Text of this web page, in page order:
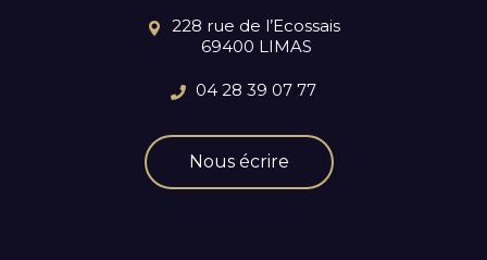
228 rue de l’Ecossais
69400 LIMAS
04 28 39 07 77
Nous écrire